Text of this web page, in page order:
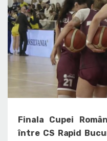
Finala Cupei
între CS Rapid